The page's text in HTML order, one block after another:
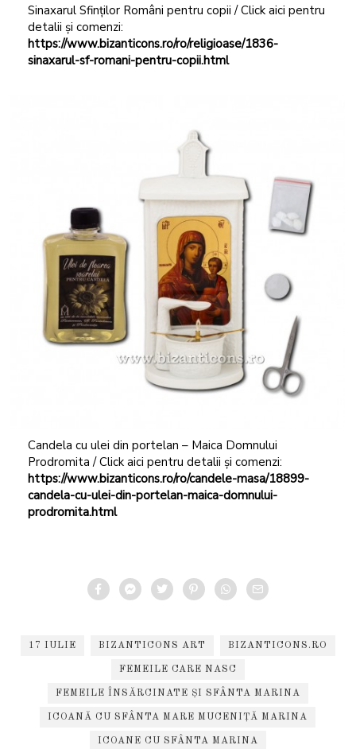
Sinaxarul Sfinților Români pentru copii / Click aici pentru
detalii și comenzi:
https://www.bizanticons.ro/ro/religioase/1836-
sinaxarul-sf-romani-pentru-copii.html
Candela cu ulei din portelan – Maica Domnului
Prodromita / Click aici pentru detalii și comenzi:
https://www.bizanticons.ro/ro/candele-masa/18899-
candela-cu-ulei-din-portelan-maica-domnului-
prodromita.html
17 IULIE BIZANTICONS ART BIZANTICONS.RO
FEMEILE CARE NASC
FEMEILE ÎNSĂRCINATE ȘI SFÂNTA MARINA
ICOANĂ CU SFÂNTA MARE MUCENIȚĂ MARINA
ICOANE CU SFÂNTA MARINA